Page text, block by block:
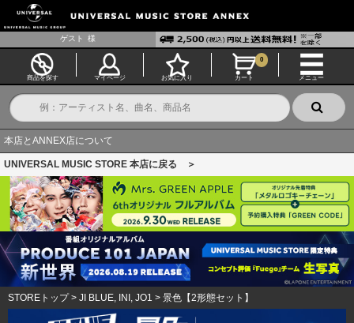
ゲスト 様
商品を探す マイページ お気に入り カート
0
メニュー
本店とANNEX店について
UNIVERSAL MUSIC STORE 本店に戻る ＞
STOREトップ> JI BLUE, INI, JO1 > 景色【2形態セット】